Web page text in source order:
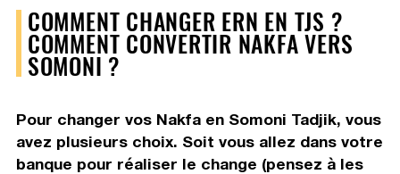
COMMENT CHANGER ERN EN TJS ?
COMMENT CONVERTIR NAKFA VERS
SOMONI ?
Pour changer vos Nakfa en Somoni Tadjik, vous
avez plusieurs choix. Soit vous allez dans votre
banque pour réaliser le change (pensez à les